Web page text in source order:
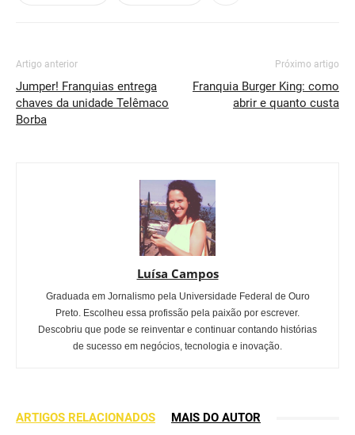
Artigo anterior
Jumper! Franquias entrega
chaves da unidade Telêmaco
Borba
Próximo artigo
Franquia Burger King: como
abrir e quanto custa
Luísa Campos
Graduada em Jornalismo pela Universidade Federal de Ouro
Preto. Escolheu essa profissão pela paixão por escrever.
Descobriu que pode se reinventar e continuar contando histórias
de sucesso em negócios, tecnologia e inovação.
ARTIGOS RELACIONADOS MAIS DO AUTOR